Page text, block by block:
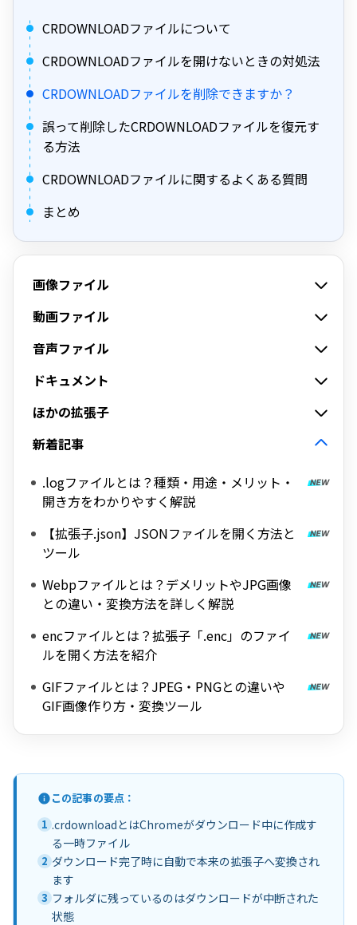
CRDOWNLOADファイルについて
CRDOWNLOADファイルを開けないときの対処法
CRDOWNLOADファイルを削除できますか？
誤って削除したCRDOWNLOADファイルを復元す
る方法
CRDOWNLOADファイルに関するよくある質問
まとめ
画像ファイル
動画ファイル
音声ファイル
ドキュメント
ほかの拡張子
新着記事
.logファイルとは？種類・用途・メリット・
開き方をわかりやすく解説
【拡張子.json】JSONファイルを開く方法と
ツール
Webpファイルとは？デメリットやJPG画像
との違い・変換方法を詳しく解説
encファイルとは？拡張子「.enc」のファイ
ルを開く方法を紹介
GIFファイルとは？JPEG・PNGとの違いや
GIF画像作り方・変換ツール
この記事の要点：
1 .crdownloadとはChromeがダウンロード中に作成す
る一時ファイル
2 ダウンロード完了時に自動で本来の拡張子へ変換され
ます
3 フォルダに残っているのはダウンロードが中断された
状態